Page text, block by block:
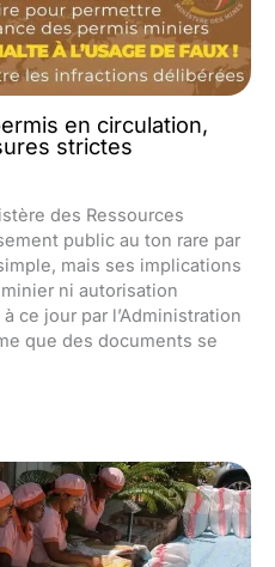
en circulation,
strictes
des Ressources
public au ton rare par
mais ses implications
ni autorisation
ce jour par l’Administration
que des documents se